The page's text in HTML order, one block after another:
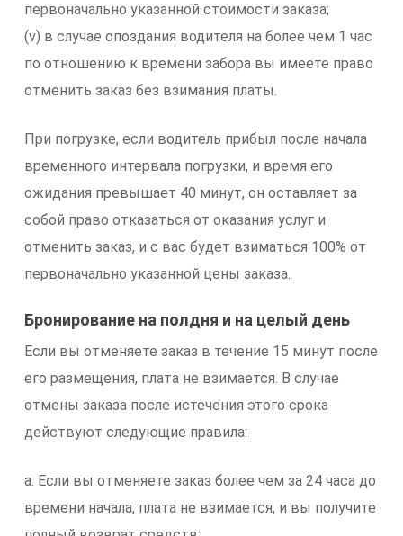
первоначально указанной стоимости заказа;
(v) в случае опоздания водителя на более чем 1 час
по отношению к времени забора вы имеете право
отменить заказ без взимания платы.
При погрузке, если водитель прибыл после начала
временного интервала погрузки, и время его
ожидания превышает 40 минут, он оставляет за
собой право отказаться от оказания услуг и
отменить заказ, и с вас будет взиматься 100% от
первоначально указанной цены заказа.
Бронирование на полдня и на целый день
Если вы отменяете заказ в течение 15 минут после
его размещения, плата не взимается. В случае
отмены заказа после истечения этого срока
действуют следующие правила:
a. Если вы отменяете заказ более чем за 24 часа до
времени начала, плата не взимается, и вы получите